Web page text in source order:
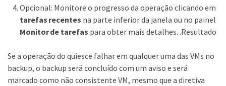
Opcional: Monitore o progresso da operação clicando em
tarefas recentes na parte inferior da janela ou no painel
Monitor de tarefas para obter mais detalhes. .Resultado
Se a operação do quiesce falhar em qualquer uma das VMs no
backup, o backup será concluído com um aviso e será
marcado como não consistente VM, mesmo que a diretiva